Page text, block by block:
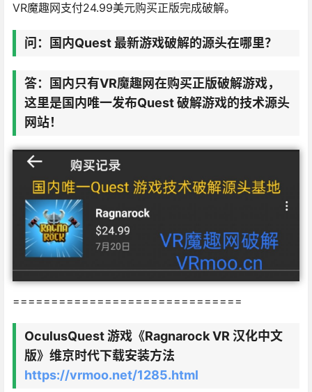
VR魔趣网支付24.99美元购买正版完成破解。
问： 国内Quest 最新游戏破解的源头在哪里？
答：
国内只有VR魔趣网在购买正版破解游戏，
这里是国内唯一发布Quest 破解游戏的技术源头
网站！
==============================
OculusQuest 游戏《Ragnarock VR 汉化中文
版》维京时代下载安装方法
https://vrmoo.net/1285.html